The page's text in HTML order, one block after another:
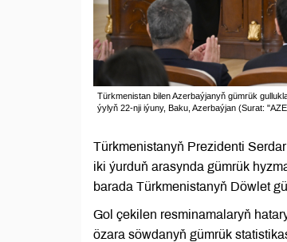
Türkmenistan bilen Azerbaýjanyň gümrük
ýylyň 22-nji iýuny, Baku, Azerbaýjan (Surat:
Türkmenistanyň Prezidenti
iki ýurduň arasynda gümrük
barada Türkmenistanyň Döwlet
Gol çekilen resminamalaryň
özara söwdanyň gümrük